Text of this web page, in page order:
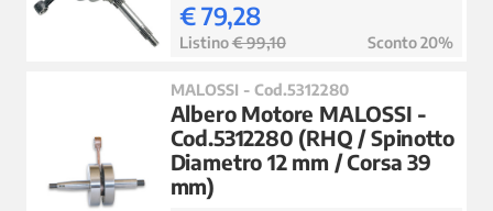
€ 79,28
Listino€ 99,10 Sconto 20%
MALOSSI - Cod.5312280
Albero Motore MALOSSI -
Cod.5312280 (RHQ / Spinotto
Diametro 12 mm / Corsa 39
mm)